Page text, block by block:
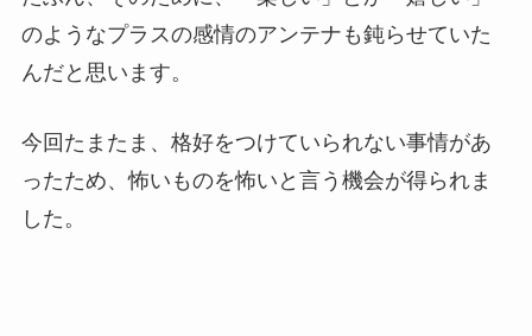
のようなプラスの感情のアンテナも鈍らせていた
んだと思います。
今回たまたま、格好をつけていられない事情があ
ったため、怖いものを怖いと言う機会が得られま
した。